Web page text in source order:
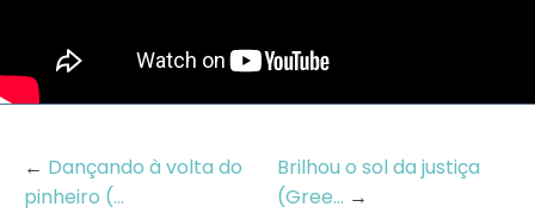
← Dançando à volta do
pinheiro (...
Brilhou o sol da justiça
(Gree... →